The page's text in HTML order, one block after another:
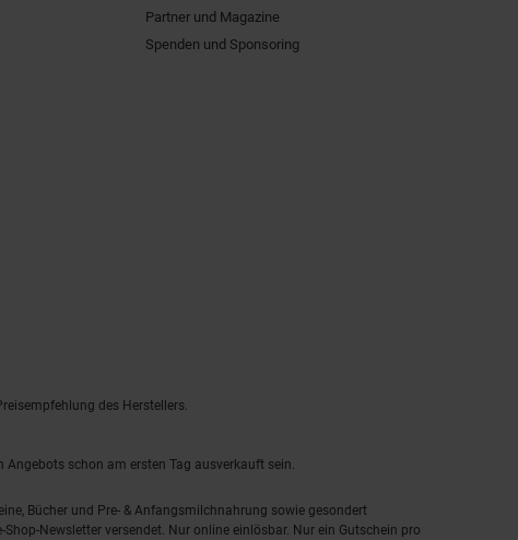
Partner und Magazine
Spenden und Sponsoring
des Herstellers.
schon am ersten Tag ausverkauft sein.
Bücher und Pre- & Anfangsmilchnahrung sowie gesondert
Newsletter versendet. Nur online einlösbar. Nur ein Gutschein pro